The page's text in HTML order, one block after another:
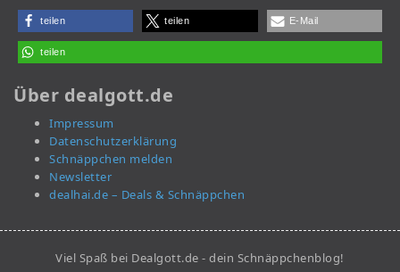
teilen teilen E-Mail
teilen
Über dealgott.de
Impressum
Datenschutzerklärung
Schnäppchen melden
Newsletter
dealhai.de – Deals & Schnäppchen
Viel Spaß bei Dealgott.de - dein Schnäppchenblog!